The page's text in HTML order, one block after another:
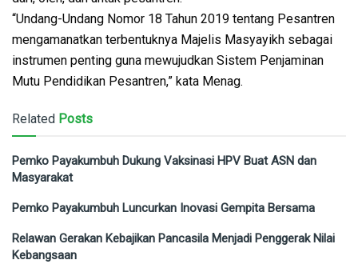
“Undang-Undang Nomor 18 Tahun 2019 tentang Pesantren
mengamanatkan terbentuknya Majelis Masyayikh sebagai
instrumen penting guna mewujudkan Sistem Penjaminan
Mutu Pendidikan Pesantren,” kata Menag.
Related Posts
Pemko Payakumbuh Dukung Vaksinasi HPV Buat ASN dan
Masyarakat
Pemko Payakumbuh Luncurkan Inovasi Gempita Bersama
Relawan Gerakan Kebajikan Pancasila Menjadi Penggerak Nilai
Kebangsaan